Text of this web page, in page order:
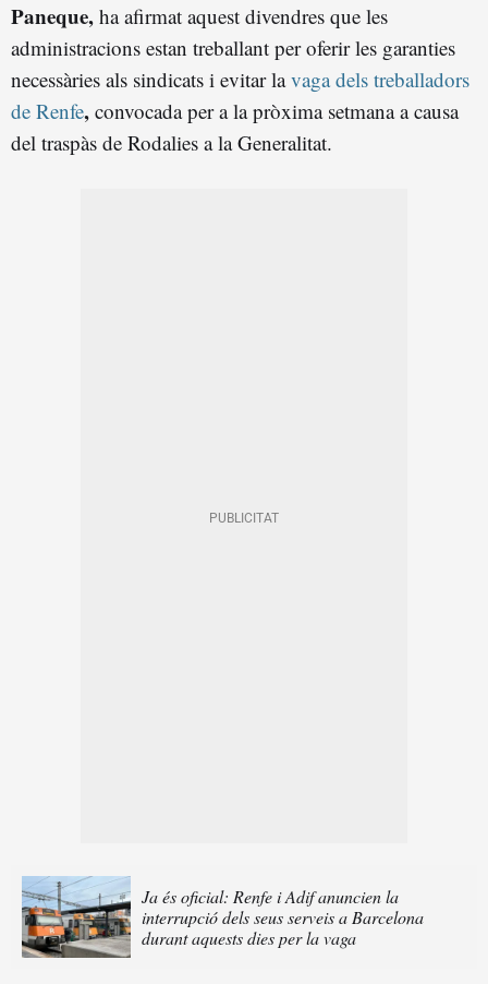
Paneque, ha afirmat aquest divendres que les
administracions estan treballant per oferir les garanties
necessàries als sindicats i evitar lavaga dels treballadors
de Renfe, convocada per a la pròxima setmana a causa
del traspàs de Rodalies a la Generalitat.
Ja és oficial: Renfe i Adif anuncien la
interrupció dels seus serveis a Barcelona
durant aquests dies per la vaga